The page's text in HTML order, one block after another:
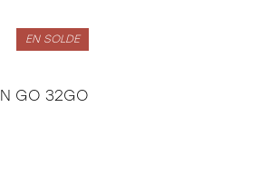
EN SOLDE
N GO 32GO